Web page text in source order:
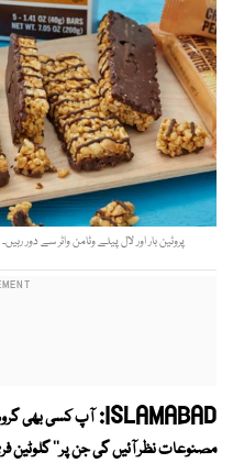
پروٹین بار اور لال پیلے وٹامن واٹر سے دور
ISLAMABAD: آپ کسی بھی
مصنوعات نظر آئیں گی جن پر'' گلوٹین